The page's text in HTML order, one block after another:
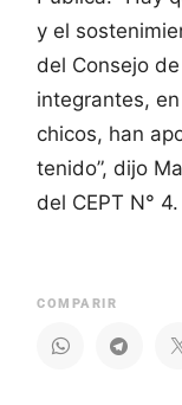
y el
del Consejo
integrantes,
chicos, han
tenido”, dijo
del CEPT N° 4.
COMPARIR